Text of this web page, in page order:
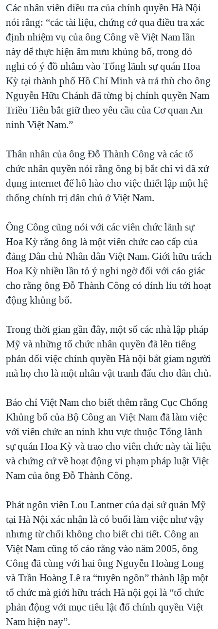
Các nhân viên điều tra của chính quyền Hà Nội
nói rằng: “các tài liệu, chứng cớ qua điều tra xác
định nhiệm vụ của ông Công về Việt Nam lần
này để thực hiện âm mưu khủng bố, trong đó
nghi có ý đồ nhắm vào Tổng lãnh sự quán Hoa
Kỳ tại thành phố Hồ Chí Minh và trả thù cho ông
Nguyễn Hữu Chánh đã từng bị chính quyền Nam
Triều Tiên bắt giữ theo yêu cầu của Cơ quan An
ninh Việt Nam.”
Thân nhân của ông Đỗ Thành Công và các tổ
chức nhân quyền nói rằng ông bị bắt chỉ vì đã xử
dụng internet để hô hào cho việc thiết lập một hệ
thống chính trị dân chủ ở Việt Nam.
Ông Công cũng nói với các viên chức lãnh sự
Hoa Kỳ rằng ông là một viên chức cao cấp của
đảng Dân chủ Nhân dân Việt Nam. Giới hữu trách
Hoa Kỳ nhiều lần tỏ ý nghi ngờ đối với cáo giác
cho rằng ông Đỗ Thành Công có dính líu tới hoạt
động khủng bố.
Trong thời gian gần đây, một số các nhà lập pháp
Mỹ và những tổ chức nhân quyền đã lên tiếng
phản đối việc chính quyền Hà nội bắt giam người
mà họ cho là một nhân vật tranh đấu cho dân chủ.
Báo chí Việt Nam cho biết thêm rằng Cục Chống
Khủng bố của Bộ Công an Việt Nam đã làm việc
với viên chức an ninh khu vực thuộc Tổng lãnh
sự quán Hoa Kỳ và trao cho viên chức này tài liệu
và chứng cứ về hoạt động vi phạm pháp luật Việt
Nam của ông Đỗ Thành Công.
Phát ngôn viên Lou Lantner của đại sứ quán Mỹ
tại Hà Nội xác nhận là có buổi làm việc như vậy
nhưng từ chối không cho biết chi tiết. Công an
Việt Nam cũng tố cáo rằng vào năm 2005, ông
Công đã cùng với hai ông Nguyễn Hoàng Long
và Trần Hoàng Lê ra “tuyên ngôn” thành lập một
tổ chức mà giới hữu trách Hà nội gọi là “tổ chức
phản động với mục tiêu lật đổ chính quyền Việt
Nam hiện nay”.